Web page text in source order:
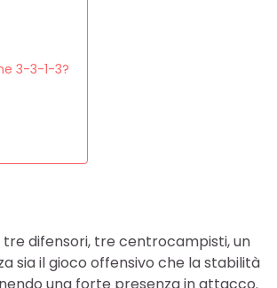
3-3-1-3?
difensori, tre centrocampisti, un
sia il gioco offensivo che la stabilità